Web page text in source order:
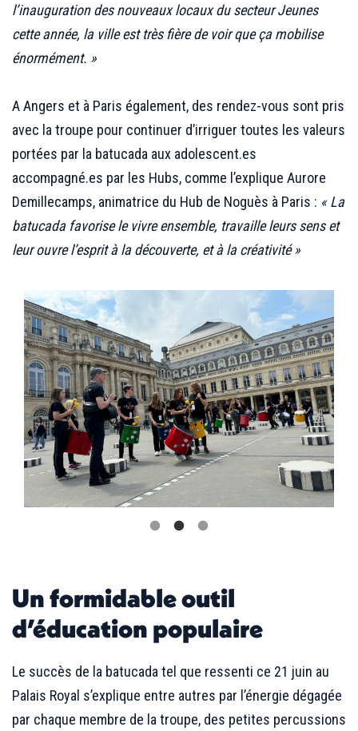
l’inauguration des nouveaux locaux du secteur Jeunes
cette année, la ville est très fière de voir que ça mobilise
énormément. »
A Angers et à Paris également, des rendez-vous sont pris
avec la troupe pour continuer d’irriguer toutes les valeurs
portées par la batucada aux adolescent.es
accompagné.es par les Hubs, comme l’explique Aurore
Demillecamps, animatrice du Hub de Noguès à Paris : « La
batucada favorise le vivre ensemble, travaille leurs sens et
leur ouvre l’esprit à la découverte, et à la créativité »
Un formidable outil
d’éducation populaire
Le succès de la batucada tel que ressenti ce 21 juin au
Palais Royal s’explique entre autres par l’énergie dégagée
par chaque membre de la troupe, des petites percussions